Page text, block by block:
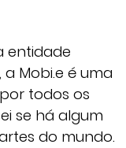
entidade
Mobi.e é uma
todos os
se há algum
do mundo.